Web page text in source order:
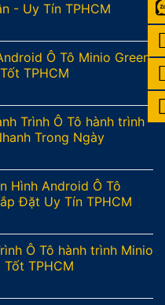
- Uy Tín TPHCM
Ô Tô Minio Green
TPHCM
Trình Ô Tô hành trình
Trong Ngày
Hình Android Ô Tô
Đặt Uy Tín TPHCM
Ô Tô hành trình Minio
Tốt TPHCM